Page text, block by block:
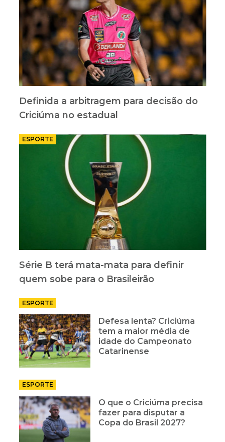
Definida a arbitragem para decisão do
Criciúma no estadual
ESPORTE
Série B terá mata-mata para definir
quem sobe para o Brasileirão
ESPORTE
Defesa lenta? Criciúma
tem a maior média de
idade do Campeonato
Catarinense
ESPORTE
O que o Criciúma precisa
fazer para disputar a
Copa do Brasil 2027?